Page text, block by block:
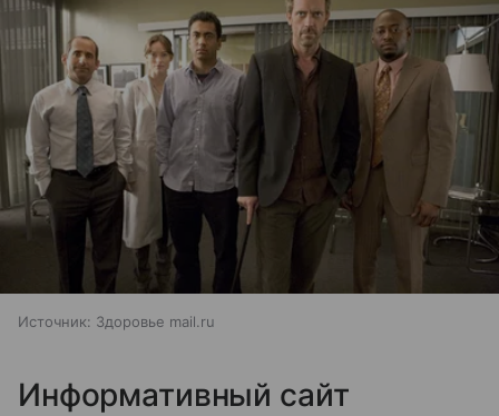
Источник: Здоровье mail.ru
Информативный сайт